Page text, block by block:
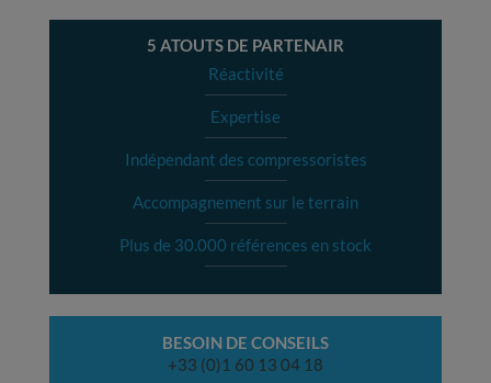
5 ATOUTS DE PARTENAIR
Réactivité
Expertise
Indépendant des compressoristes
Accompagnement sur le terrain
Plus de 30.000 références en stock
BESOIN DE CONSEILS
+33 (0)1 60 13 04 18